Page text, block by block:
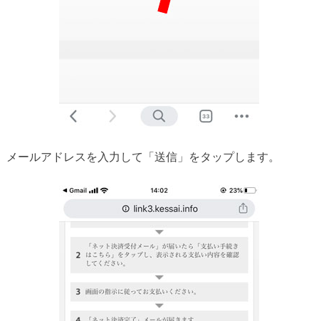
メールアドレスを入力して「送信」をタップします。